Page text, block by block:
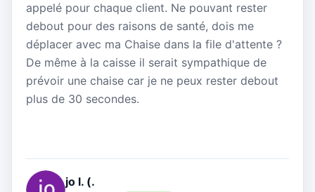
appelé pour chaque client. Ne pouvant rester
debout pour des raisons de santé, dois me
déplacer avec ma Chaise dans la file d'attente ?
De même à la caisse il serait sympathique de
prévoir une chaise car je ne peux rester debout
plus de 30 secondes.
jo l. (.